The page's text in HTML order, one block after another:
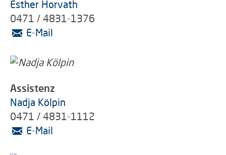
Esther Horvath
0471 / 4831-1376
E-Mail
Assistenz
Nadja Kölpin
0471 / 4831-1112
E-Mail